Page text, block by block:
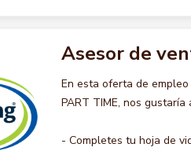
Asesor de
En esta oferta de
PART TIME, nos
- Completes tu hoja de